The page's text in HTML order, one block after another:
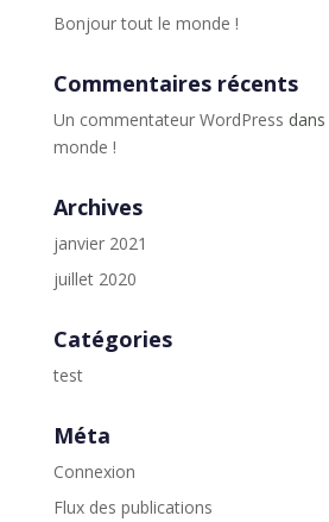
Bonjour tout le monde !
Commentaires récents
Un commentateur WordPress dans
monde !
Archives
janvier 2021
juillet 2020
Catégories
test
Méta
Connexion
Flux des publications